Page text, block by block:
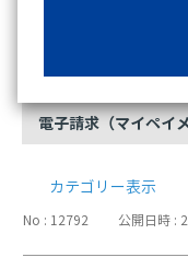
払込書払い
電子請求（マイペイ
カテゴリー表示
No : 12792 公開日時 :
essary Cookies,
of all Cookies,
u can change your
"Privacy
our browser's
site, please refer to
y